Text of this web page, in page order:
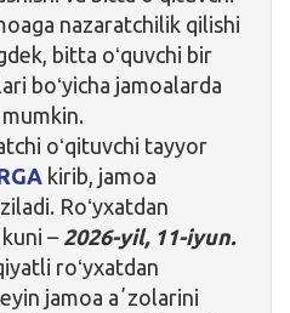
nazaratchilik qilishi
bitta oʻquvchi bir
boʻyicha jamoalarda
oʻqituvchi tayyor
kirib, jamoa
Roʻyxatdan
– 2026-yil, 11-iyun.
roʻyxatdan
jamoa aʼzolarini